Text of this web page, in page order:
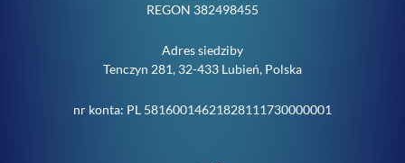
REGON 382498455
Adres siedziby
Tenczyn 281, 32-433 Lubień, Polska
nr konta: PL 58160014621828111730000001